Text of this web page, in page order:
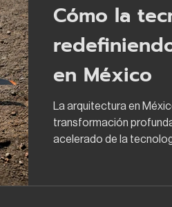
Cómo la
en México
La arquitectura en
transformación
acelerado de la
resolución de